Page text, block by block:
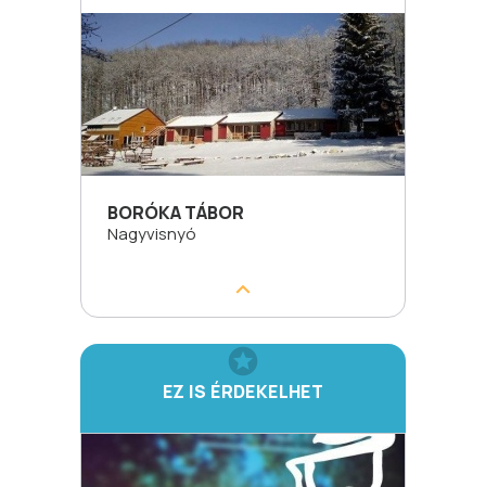
BORÓKA TÁBOR
Nagyvisnyó
EZ IS ÉRDEKELHET